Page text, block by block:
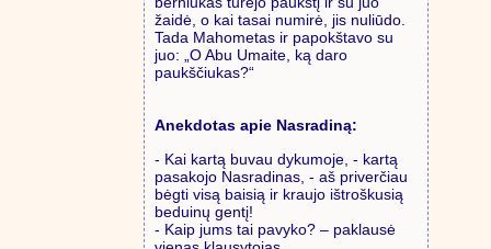
žaidė, o kai tasai numirė, jis nuliūdo.
Tada Mahometas ir papokštavo su
juo: „O Abu Umaite, ką daro
paukščiukas?“
Anekdotas apie Nasradiną:
- Kai kartą buvau dykumoje, - kartą
pasakojo Nasradinas, - aš priverčiau
bėgti visą baisią ir kraujo ištroškusią
beduinų gentį!
- Kaip jums tai pavyko? – paklausė